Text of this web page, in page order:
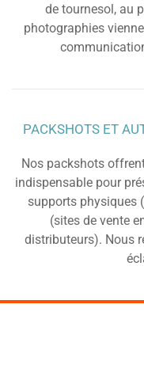
de tournesol, au
photographies
PACKSHOTS ET
Nos packshots
indispensable pour
supports physiques
(sites de vente
distributeurs). Nous